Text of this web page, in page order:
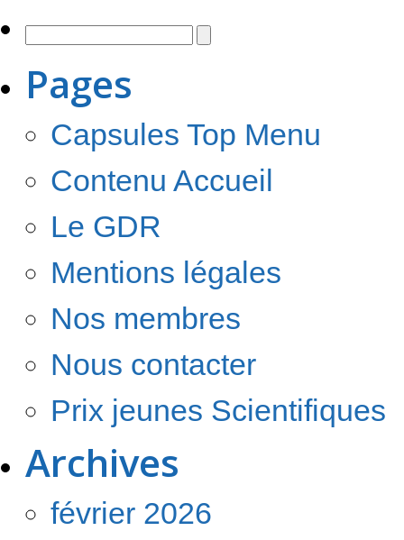
Pages
Capsules Top Menu
Contenu Accueil
Le GDR
Mentions légales
Nos membres
Nous contacter
Prix jeunes Scientifiques
Archives
février 2026